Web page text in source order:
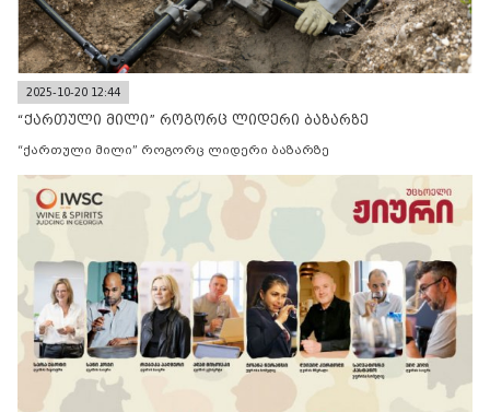
2025-10-20 12:44
“ქართული მილი” როგორც ლიდერი ბაზარზე
“ქართული მილი” როგორც ლიდერი ბაზარზე